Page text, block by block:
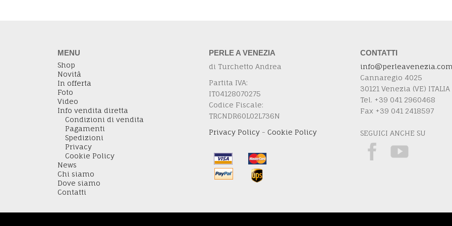
MENU
Shop
Novità
In offerta
Foto
Video
Info vendita diretta
Condizioni di vendita
Pagamenti
Spedizioni
Privacy
Cookie Policy
News
Chi siamo
Dove siamo
Contatti
PERLE A VENEZIA
di Turchetto Andrea
Partita IVA:
IT04128070275
Codice Fiscale:
TRCNDR60L02L736N
Privacy Policy - Cookie Policy
CONTATTI
info@perleavenezia.com
Cannaregio 4025
30121 Venezia (VE) ITALIA
Tel. +39 041 2960468
Fax +39 041 2418597
SEGUICI ANCHE SU